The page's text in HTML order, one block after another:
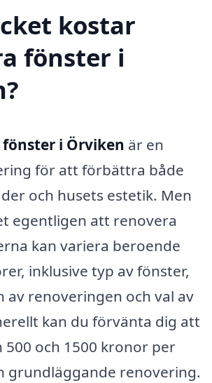
kostar
fönster i
i Örviken är en
för att förbättra både
och husets estetik. Men
egentligen att renovera
kan variera beroende
inklusive typ av fönster,
av renoveringen och val av
kan du förvänta dig att
500 och 1500 kronor per
grundläggande renovering.